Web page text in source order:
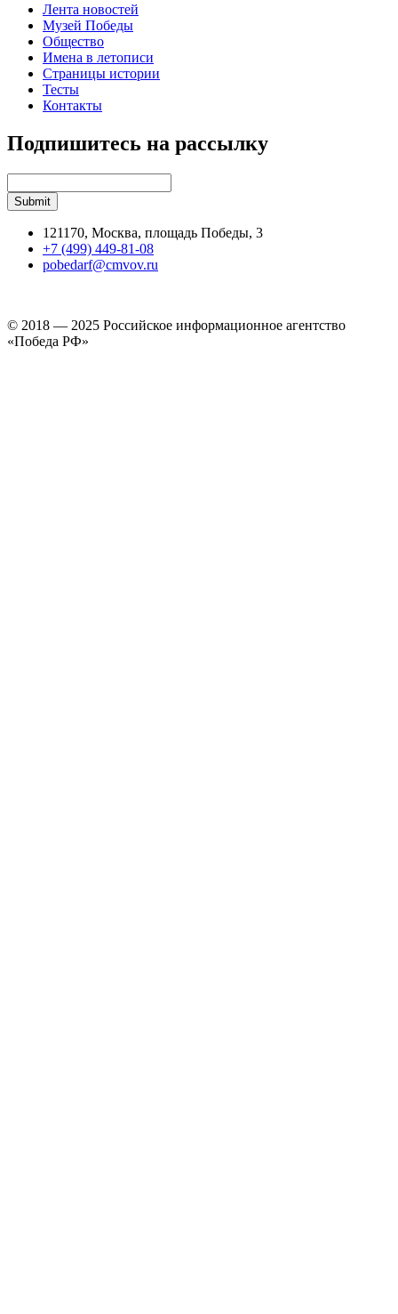
Лента новостей
Музей Победы
Общество
Имена в летописи
Страницы истории
Тесты
Контакты
Подпишитесь на рассылку
121170, Москва, площадь Победы, 3
+7 (499) 449-81-08
pobedarf@cmvov.ru
© 2018 — 2025 Российское информационное агентство
«Победа РФ»